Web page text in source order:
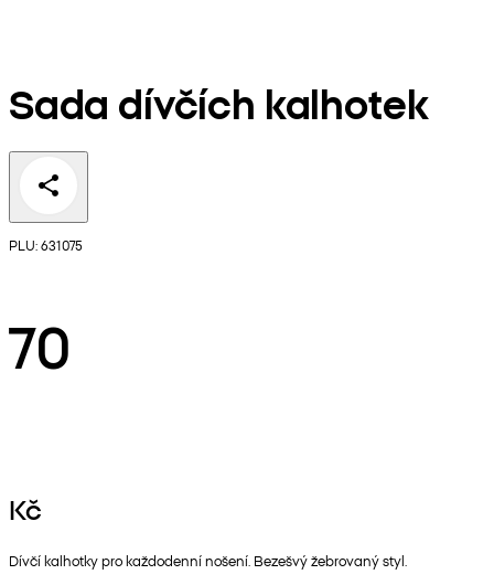
Sada dívčích kalhotek
PLU: 631075
70
Kč
Dívčí kalhotky pro každodenní nošení. Bezešvý žebrovaný styl.